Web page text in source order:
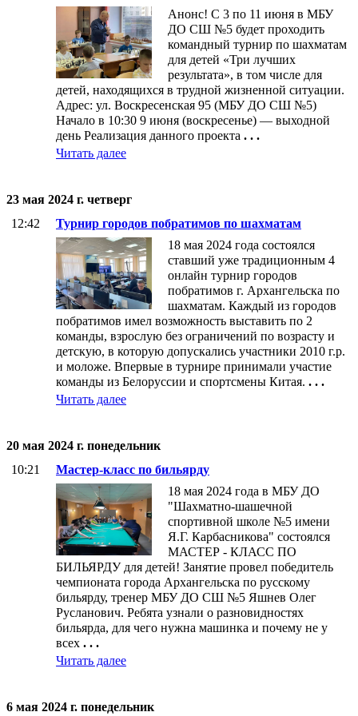
Анонс! С 3 по 11 июня в МБУ
ДО СШ №5 будет проходить
командный турнир по шахматам
для детей «Три лучших
результата», в том числе для
детей, находящихся в трудной жизненной ситуации.
Адрес: ул. Воскресенская 95 (МБУ ДО СШ №5)
Начало в 10:30 9 июня (воскресенье) — выходной
день Реализация данного проекта . . .
Читать далее
23 мая 2024 г. четверг
12:42
Турнир городов побратимов по шахматам
18 мая 2024 года состоялся
ставший уже традиционным 4
онлайн турнир городов
побратимов г. Архангельска по
шахматам. Каждый из городов
побратимов имел возможность выставить по 2
команды, взрослую без ограничений по возрасту и
детскую, в которую допускались участники 2010 г.р.
и моложе. Впервые в турнире принимали участие
команды из Белоруссии и спортсмены Китая. . . .
Читать далее
20 мая 2024 г. понедельник
10:21
Мастер-класс по бильярду
18 мая 2024 года в МБУ ДО
"Шахматно-шашечной
спортивной школе №5 имени
Я.Г. Карбасникова" состоялся
МАСТЕР - КЛАСС ПО
БИЛЬЯРДУ для детей! Занятие провел победитель
чемпионата города Архангельска по русскому
бильярду, тренер МБУ ДО СШ №5 Яшнев Олег
Русланович. Ребята узнали о разновидностях
бильярда, для чего нужна машинка и почему не у
всех . . .
Читать далее
6 мая 2024 г. понедельник